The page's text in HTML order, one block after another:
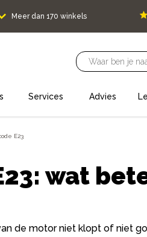
Meer dan 170 winkels
Services Advies
E23
wat
de motor niet klopt of niet